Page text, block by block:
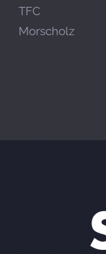
TFC
Morscholz